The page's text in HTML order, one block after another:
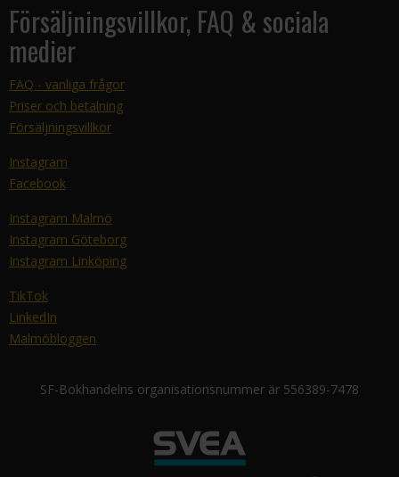
Försäljningsvillkor, FAQ & sociala
medier
FAQ - vanliga frågor
Priser och betalning
Försäljningsvillkor
Instagram
Facebook
Instagram Malmö
Instagram Göteborg
Instagram Linköping
TikTok
LinkedIn
Malmöbloggen
SF-Bokhandelns organisationsnummer är 556389-7478